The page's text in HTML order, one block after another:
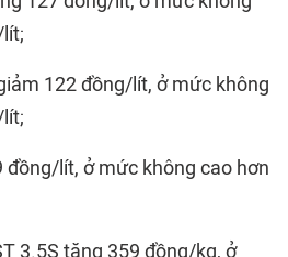
122 đồng/lít, ở mức không
đồng/lít, ở mức không cao hơn
3.5S tăng 359 đồng/kg, ở